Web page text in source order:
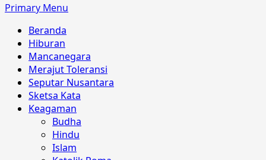
Primary Menu
Beranda
Hiburan
Mancanegara
Merajut Toleransi
Seputar Nusantara
Sketsa Kata
Keagaman
Budha
Hindu
Islam